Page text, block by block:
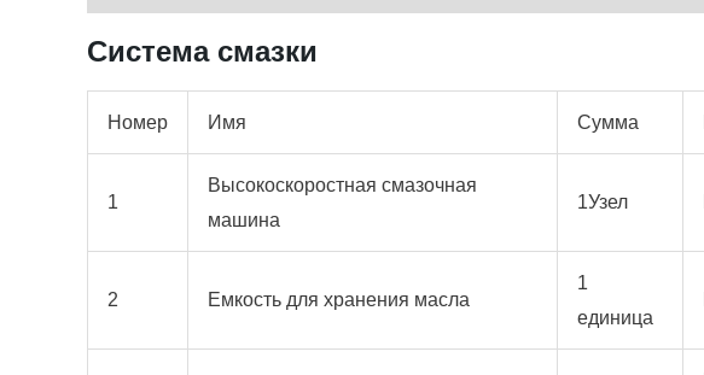
Система смазки
Номер Имя Сумма
1
Высокоскоростная смазочная
машина
1Узел
2 Емкость для хранения масла
1
единица